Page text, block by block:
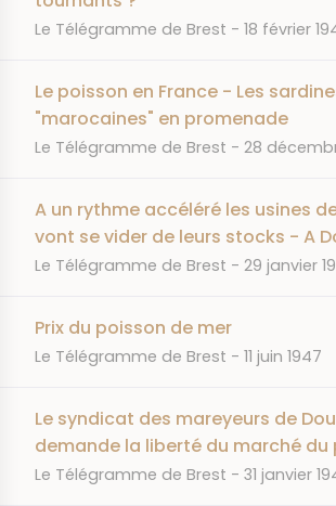
JOURNAL
Le Télégramme de Brest DATE
18 février
Le poisson en France - Les
"marocaines" en promenade
JOURNAL
Le Télégramme de Brest DATE
28
A un rythme accéléré les usines
vont se vider de leurs stocks - A
JOURNAL
Le Télégramme de Brest DATE
29 janvier
Prix du poisson de mer
JOURNAL
Le Télégramme de Brest DATE
11 juin 1947
Le syndicat des mareyeurs de
demande la liberté du marché du
JOURNAL
Le Télégramme de Brest DATE
31 janvier